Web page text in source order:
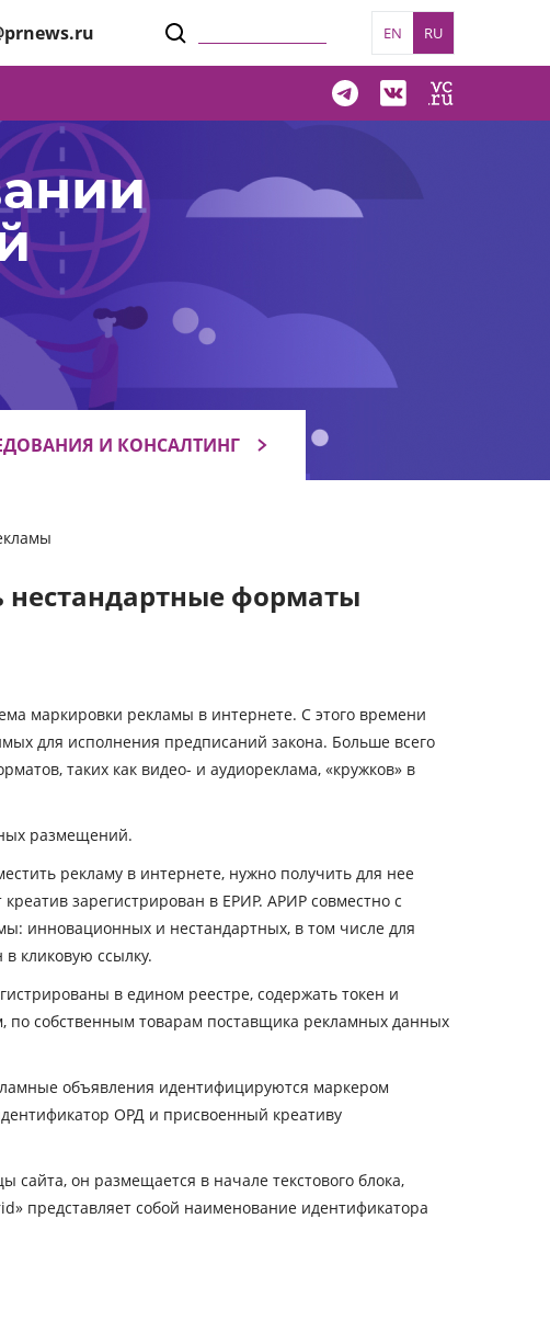
EN RU
И КОНСАЛТИНГ
нестандартные форматы
маркировки рекламы в интернете. С этого времени
для исполнения предписаний закона. Больше всего
таких как видео- и аудиореклама, «кружков» в
размещений.
рекламу в интернете, нужно получить для нее
зарегистрирован в ЕРИР. АРИР совместно с
инновационных и нестандартных, в том числе для
в кликовую ссылку.
в едином реестре, содержать токен и
собственным товарам поставщика рекламных данных
объявления идентифицируются маркером
ОРД и присвоенный креативу
он размещается в начале текстового блока,
представляет собой наименование идентификатора